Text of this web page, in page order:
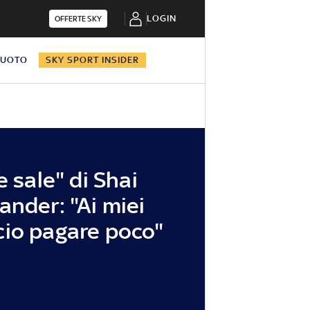
OFFERTE SKY LOGIN
SKY SPORT INSIDER
sale" di Shai
"Ai miei
pagare poco"